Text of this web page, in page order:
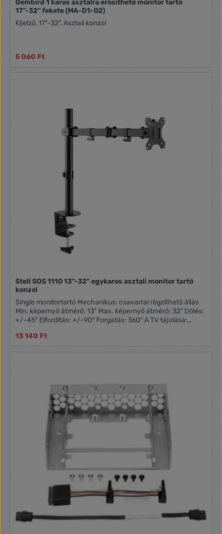
Gembird 1 karos asztalra erősíthető monitor tartó
17”-32” fekete (MA-D1-02)
Kijelző, 17"-32", Asztali konzol
5 060 Ft
Stell SOS 1110 13"-32" egykaros asztali monitor tartó
konzol
Single monitortartó Mechanikus: csavarral rögzíthető állás
Min. képernyő átmérő: 13" Max. képernyő átmérő: 32" Dőlés:
+/-45° Elfordítás: +/-90° Forgatás: 360° A TV tájolása:
teherbírás: 8 kg VESA 75x75 VESA 100x100 Kábel-
menedzsment Szín: Fekete Anyag: Acél "Biztosíték" kiiktatás
13 140 Ft